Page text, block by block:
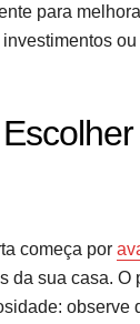
para
começa por
da sua casa. O
observe